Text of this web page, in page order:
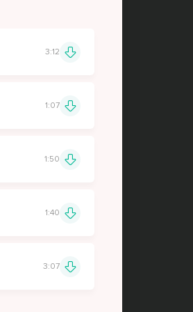
3:12
1:07
1:50
1:40
3:07